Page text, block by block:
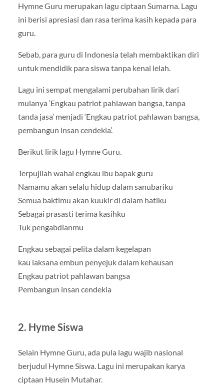
Hymne Guru merupakan lagu ciptaan Sumarna. Lagu
ini berisi apresiasi dan rasa terima kasih kepada para
guru.
Sebab, para guru di Indonesia telah membaktikan diri
untuk mendidik para siswa tanpa kenal lelah.
Lagu ini sempat mengalami perubahan lirik dari
mulanya ‘Engkau patriot pahlawan bangsa, tanpa
tanda jasa’ menjadi ‘Engkau patriot pahlawan bangsa,
pembangun insan cendekia’.
Berikut lirik lagu Hymne Guru.
Terpujilah wahai engkau ibu bapak guru
Namamu akan selalu hidup dalam sanubariku
Semua baktimu akan kuukir di dalam hatiku
Sebagai prasasti terima kasihku
Tuk pengabdianmu
Engkau sebagai pelita dalam kegelapan
kau laksana embun penyejuk dalam kehausan
Engkau patriot pahlawan bangsa
Pembangun insan cendekia
2. Hyme Siswa
Selain Hymne Guru, ada pula lagu wajib nasional
berjudul Hymne Siswa. Lagu ini merupakan karya
ciptaan Husein Mutahar.